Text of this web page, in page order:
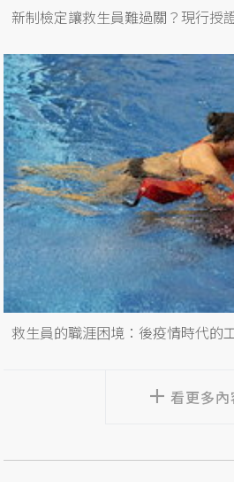
新制檢定讓救生員難過關？現行授
救生員的職涯困境：後疫情時代的
看更多內